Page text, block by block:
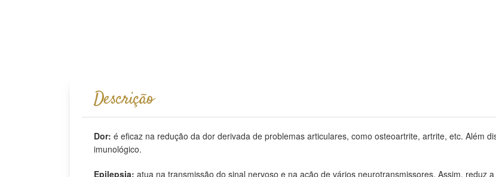
Descrição
Dor: é eficaz na redução da dor derivada de problemas articulares, como osteoartrite, artrite, etc. Além
imunológico.
Epilepsia: atua na transmissão do sinal nervoso e na ação de vários neurotransmissores. Assim, reduz